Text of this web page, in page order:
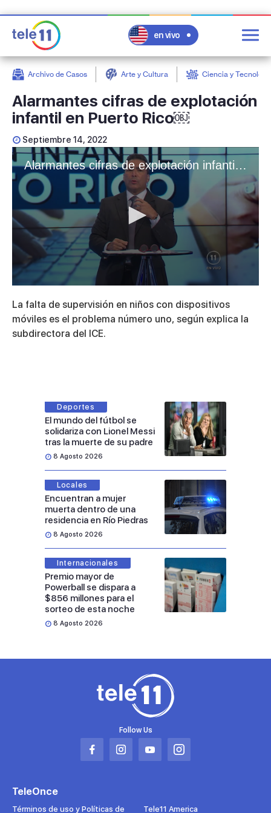
en vivo
Archivo de Casos Arte y Cultura Ciencia y
Alarmantes cifras de explotación
infantil en Puerto Rico￼
Septiembre 14, 2022
Alarmantes cifras de explotación infantil en Puerto Rico
seconds
of
4
minutes,
41
La falta de supervisión en niños con dispositivos
móviles es el problema número uno, según explica la
subdirectora del ICE.
Deportes
El mundo del fútbol se
solidariza con Lionel Messi
tras la muerte de su padre
8 Agosto 2026
Locales
Encuentran a mujer
muerta dentro de una
residencia en Río Piedras
8 Agosto 2026
Internacionales
Premio mayor de
Powerball se dispara a
$856 millones para el
sorteo de esta noche
8 Agosto 2026
Follow Us
Abrir
pestaña
Abrir
pestaña
Abrir
pestaña
Abrir
pestaña
TeleOnce
Términos de uso y Políticas de Tele11 America
post